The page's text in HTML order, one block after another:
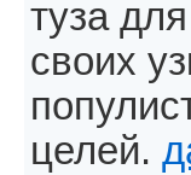
туза для
своих
целей.